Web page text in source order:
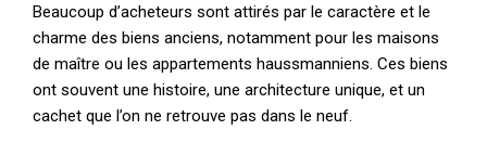
Beaucoup d’acheteurs sont attirés par le caractère et le
charme des biens anciens, notamment pour les maisons
de maître ou les appartements haussmanniens. Ces biens
ont souvent une histoire, une architecture unique, et un
cachet que l’on ne retrouve pas dans le neuf.